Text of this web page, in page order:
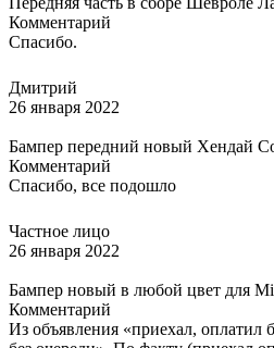
Комментарий
Спасибо.
Дмитрий
26 января 2022
Бампер передний новый Хендай
Комментарий
Спасибо, все подошло
Частное лицо
26 января 2022
Бампер новый в любой цвет для
Комментарий
Из объявления «приехал, оплатил